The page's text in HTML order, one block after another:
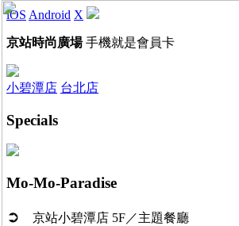
iOS Android X
京站時尚廣場手機就是會員卡
小碧潭店 台北店
Specials
Mo-Mo-Paradise
➲ 京站小碧潭店 5F／主題餐廳